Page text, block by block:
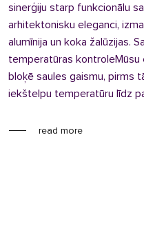
sinerģiju starp funkcionālu
arhitektonisku eleganci,
alumīnija un koka žalūzijas.
temperatūras kontroleMūsu
bloķē saules gaismu, pirms
iekštelpu temperatūru līdz
read more